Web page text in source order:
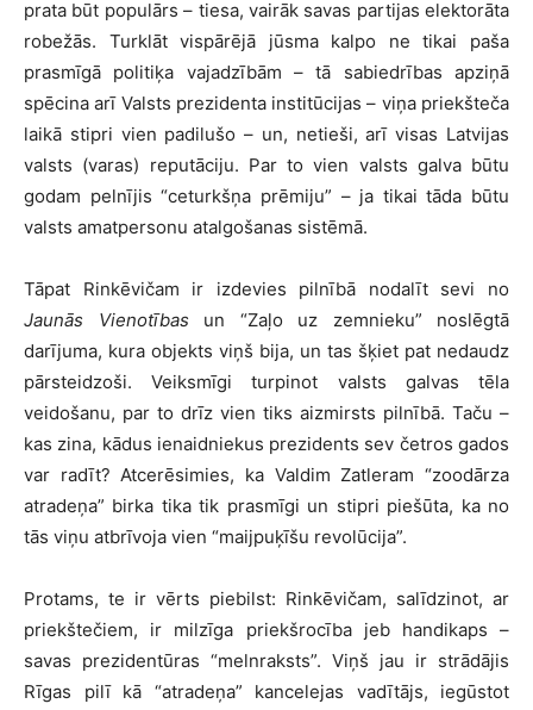
prata būt populārs – tiesa, vairāk savas partijas elektorāta
robežās. Turklāt vispārējā jūsma kalpo ne tikai paša
prasmīgā politiķa vajadzībām – tā sabiedrības apziņā
spēcina arī Valsts prezidenta institūcijas – viņa priekšteča
laikā stipri vien padilušo – un, netieši, arī visas Latvijas
valsts (varas) reputāciju. Par to vien valsts galva būtu
godam pelnījis “ceturkšņa prēmiju” – ja tikai tāda būtu
valsts amatpersonu atalgošanas sistēmā.
Tāpat Rinkēvičam ir izdevies pilnībā nodalīt sevi no
Jaunās Vienotības un “Zaļo uz zemnieku” noslēgtā
darījuma, kura objekts viņš bija, un tas šķiet pat nedaudz
pārsteidzoši. Veiksmīgi turpinot valsts galvas tēla
veidošanu, par to drīz vien tiks aizmirsts pilnībā. Taču –
kas zina, kādus ienaidniekus prezidents sev četros gados
var radīt? Atcerēsimies, ka Valdim Zatleram “zoodārza
atradeņa” birka tika tik prasmīgi un stipri piešūta, ka no
tās viņu atbrīvoja vien “maijpuķīšu revolūcija”.
Protams, te ir vērts piebilst: Rinkēvičam, salīdzinot, ar
priekštečiem, ir milzīga priekšrocība jeb handikaps –
savas prezidentūras “melnraksts”. Viņš jau ir strādājis
Rīgas pilī kā “atradeņa” kancelejas vadītājs, iegūstot